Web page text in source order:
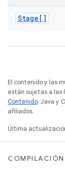
Stage[]
El contenido y las
están sujetas a las
Contenido. Java y
afiliados.
Última
COMPILACIÓN